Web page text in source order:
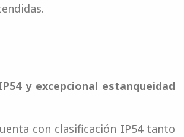
y excepcional estanqueidad
con clasificación IP54 tanto